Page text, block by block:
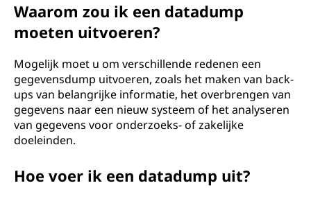
Waarom zou ik een datadump
moeten uitvoeren?
Mogelijk moet u om verschillende redenen een
gegevensdump uitvoeren, zoals het maken van back-
ups van belangrijke informatie, het overbrengen van
gegevens naar een nieuw systeem of het analyseren
van gegevens voor onderzoeks- of zakelijke
doeleinden.
Hoe voer ik een datadump uit?